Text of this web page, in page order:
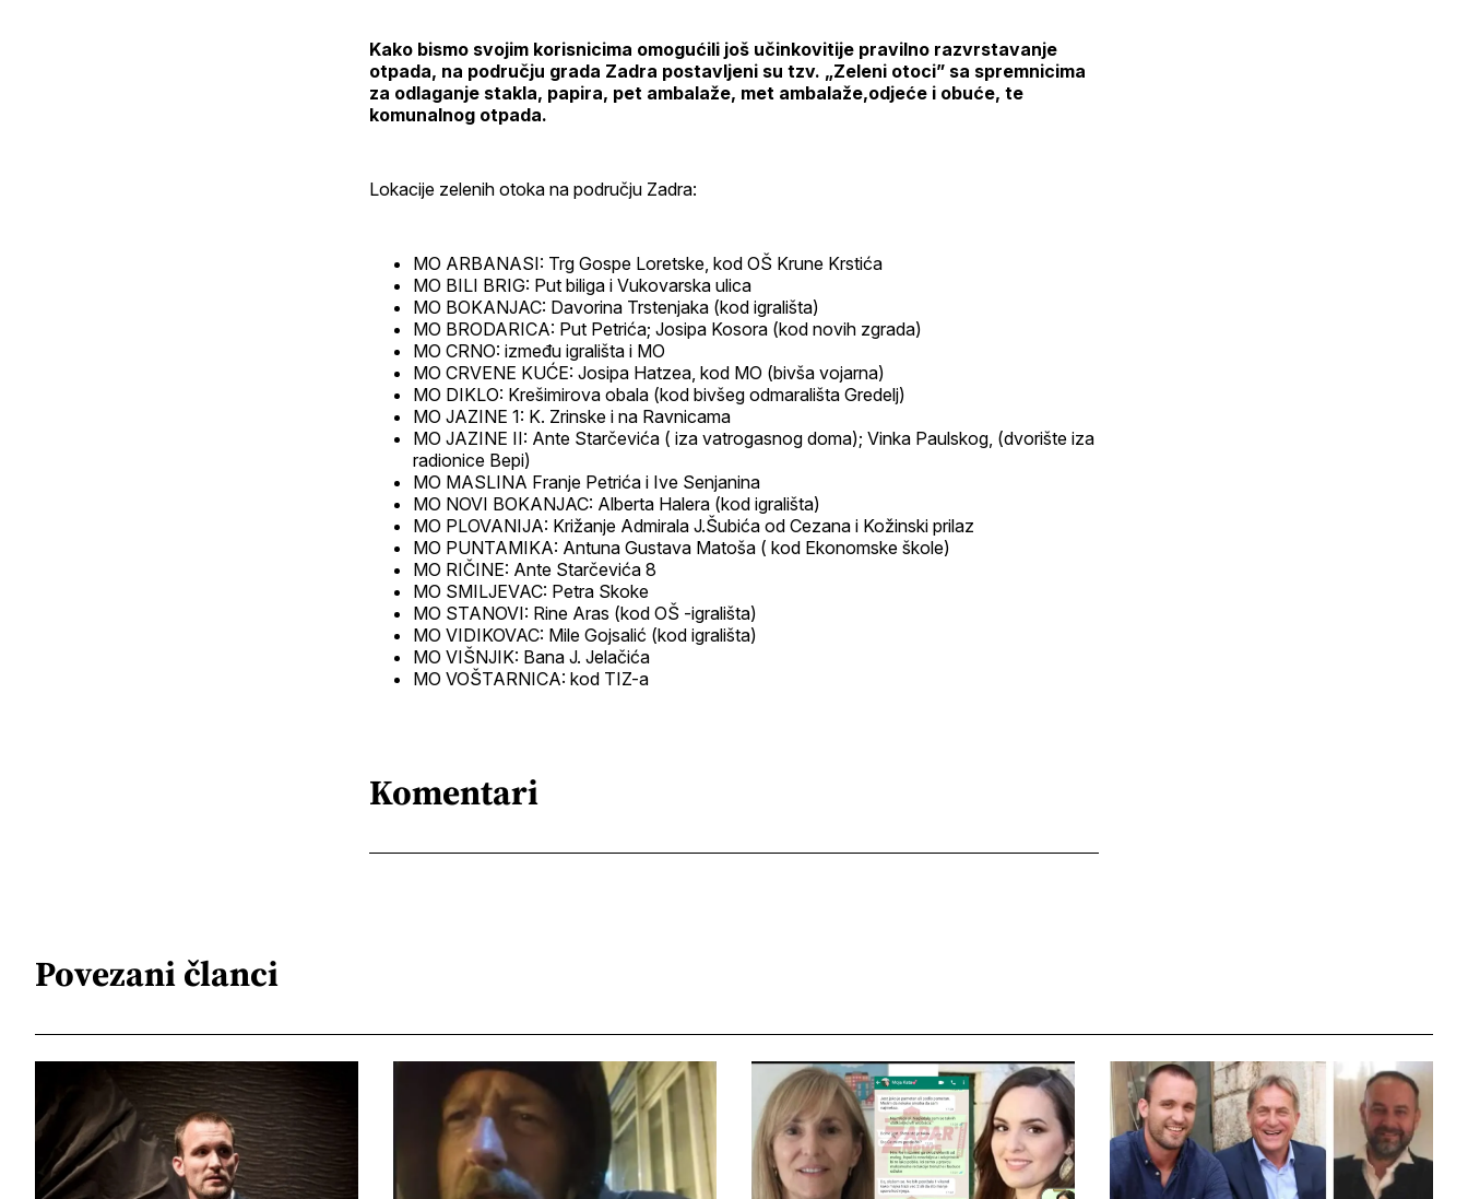
Kako bismo svojim korisnicima omogućili još učinkovitije pravilno razvrstavanje
otpada, na području grada Zadra postavljeni su tzv. „Zeleni otoci” sa spremnicima
za odlaganje stakla, papira, pet ambalaže, met ambalaže,odjeće i obuće, te
komunalnog otpada.
Lokacije zelenih otoka na području Zadra:
MO ARBANASI: Trg Gospe Loretske, kod OŠ Krune Krstića
MO BILI BRIG: Put biliga i Vukovarska ulica
MO BOKANJAC: Davorina Trstenjaka (kod igrališta)
MO BRODARICA: Put Petrića; Josipa Kosora (kod novih zgrada)
MO CRNO: između igrališta i MO
MO CRVENE KUĆE: Josipa Hatzea, kod MO (bivša vojarna)
MO DIKLO: Krešimirova obala (kod bivšeg odmarališta Gredelj)
MO JAZINE 1: K. Zrinske i na Ravnicama
MO JAZINE II: Ante Starčevića ( iza vatrogasnog doma); Vinka Paulskog, (dvorište iza
radionice Bepi)
MO MASLINA Franje Petrića i Ive Senjanina
MO NOVI BOKANJAC: Alberta Halera (kod igrališta)
MO PLOVANIJA: Križanje Admirala J.Šubića od Cezana i Kožinski prilaz
MO PUNTAMIKA: Antuna Gustava Matoša ( kod Ekonomske škole)
MO RIČINE: Ante Starčevića 8
MO SMILJEVAC: Petra Skoke
MO STANOVI: Rine Aras (kod OŠ -igrališta)
MO VIDIKOVAC: Mile Gojsalić (kod igrališta)
MO VIŠNJIK: Bana J. Jelačića
MO VOŠTARNICA: kod TIZ-a
Komentari
Povezani članci